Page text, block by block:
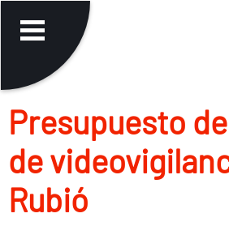
Presupuesto
de
Rubió